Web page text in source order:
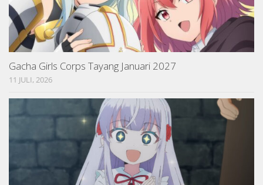
Gacha Girls Corps Tayang Januari 2027
11 JULI, 2026